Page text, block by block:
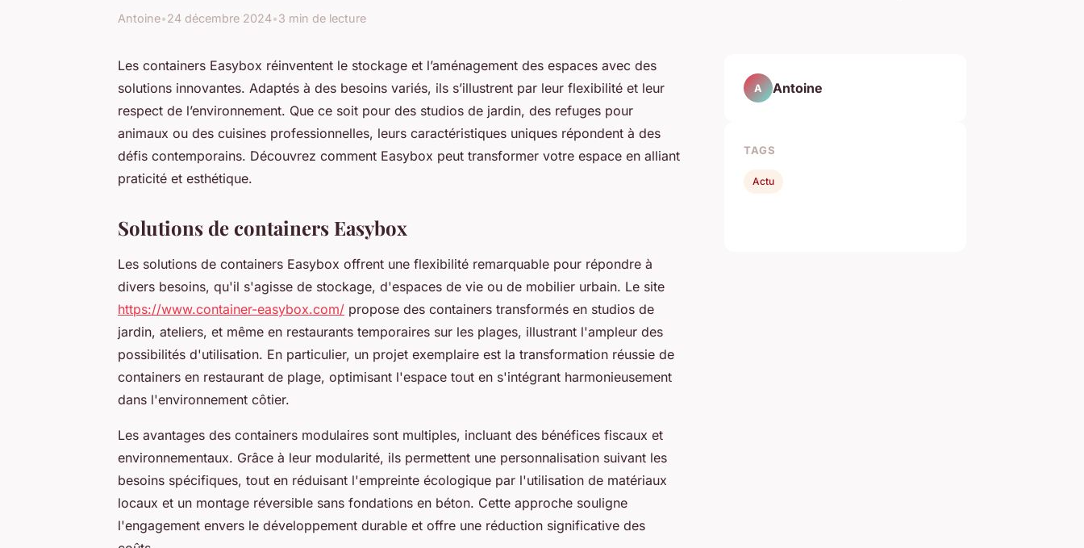
Antoine•24 décembre 2024•3 min de lecture
Les containers Easybox réinventent le stockage et l’aménagement des espaces avec des
solutions innovantes. Adaptés à des besoins variés, ils s’illustrent par leur flexibilité et leur
respect de l’environnement. Que ce soit pour des studios de jardin, des refuges pour
animaux ou des cuisines professionnelles, leurs caractéristiques uniques répondent à des
défis contemporains. Découvrez comment Easybox peut transformer votre espace en alliant
praticité et esthétique.
Solutions de containers Easybox
Les solutions de containers Easybox offrent une flexibilité remarquable pour répondre à
divers besoins, qu'il s'agisse de stockage, d'espaces de vie ou de mobilier urbain. Le site
https://www.container-easybox.com/ propose des containers transformés en studios de
jardin, ateliers, et même en restaurants temporaires sur les plages, illustrant l'ampleur des
possibilités d'utilisation. En particulier, un projet exemplaire est la transformation réussie de
containers en restaurant de plage, optimisant l'espace tout en s'intégrant harmonieusement
dans l'environnement côtier.
Les avantages des containers modulaires sont multiples, incluant des bénéfices fiscaux et
environnementaux. Grâce à leur modularité, ils permettent une personnalisation suivant les
besoins spécifiques, tout en réduisant l'empreinte écologique par l'utilisation de matériaux
locaux et un montage réversible sans fondations en béton. Cette approche souligne
l'engagement envers le développement durable et offre une réduction significative des
A Antoine
TAGS
Actu